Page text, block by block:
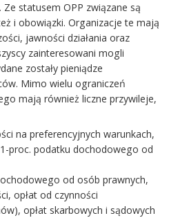
statusem OPP związane są
i obowiązki. Organizacje te mają
jawności działania oraz
zainteresowani mogli
zostały pieniądze
Mimo wielu ograniczeń
mają również liczne przywileje,
na preferencyjnych warunkach,
proc. podatku dochodowego od
od osób prawnych,
opłat od czynności
opłat skarbowych i sądowych